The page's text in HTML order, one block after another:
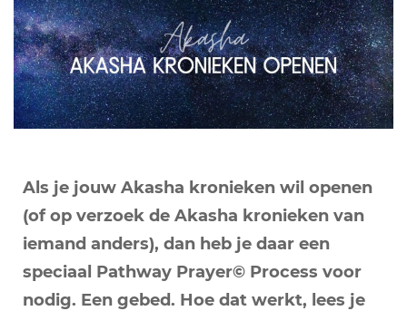
hoe
doe
je
dat?
Als je jouw Akasha kronieken wil openen
(of op verzoek de Akasha kronieken van
iemand anders), dan heb je daar een
speciaal Pathway Prayer© Process voor
nodig. Een gebed. Hoe dat werkt, lees je